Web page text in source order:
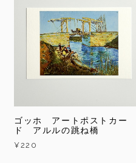
ゴッホ アートポストカー
ド アルルの跳ね橋
¥220